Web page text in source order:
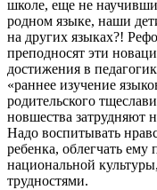
школе, еще не
родном языке, наши
на других языках?!
преподносят эти
достижения в
«раннее изучение
родительского
новшества затрудняют
Надо воспитывать
ребенка, облегчать ему
национальной
трудностями.